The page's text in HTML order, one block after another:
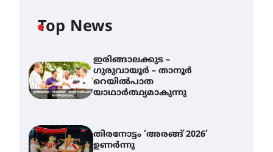
Top News
ഇരിങ്ങാലക്കുട –
ഗുരുവായൂർ – താനൂർ
റെയിൽപാത
യാഥാർത്ഥ്യമാകുന്നു
തിരനോട്ടം ‘അരങ്ങ് 2026’
ഉണർന്നു